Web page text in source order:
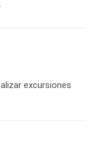
excursiones